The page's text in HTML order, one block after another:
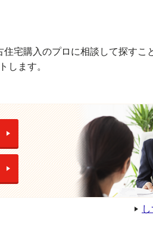
宅購入のプロに相談して探すこ
します。